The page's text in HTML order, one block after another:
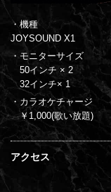
・機種
JOYSOUND X1
・モニターサイズ
50インチ × 2
32インチ× 1
・カラオケチャージ
￥1,000(歌い放題)
アクセス